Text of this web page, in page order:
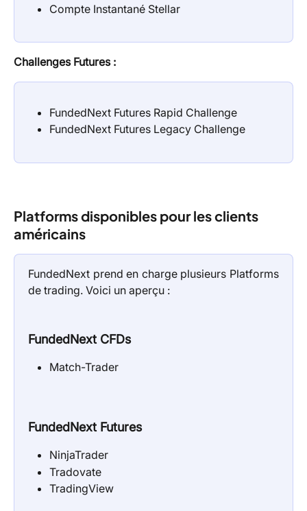
Compte Instantané Stellar
Challenges Futures :
FundedNext Futures Rapid Challenge
FundedNext Futures Legacy Challenge
Platforms disponibles pour les clients
américains
FundedNext prend en charge plusieurs Platforms
de trading. Voici un aperçu :
FundedNext CFDs
Match-Trader
FundedNext Futures
NinjaTrader
Tradovate
TradingView